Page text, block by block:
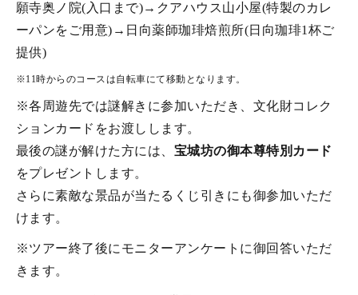
願寺奥ノ院(入口まで)→クアハウス山小屋(特製のカレ
ーパンをご用意)→日向薬師珈琲焙煎所(日向珈琲1杯ご
提供)
※11時からのコースは自転車にて移動となります。
※各周遊先では謎解きに参加いただき、文化財コレク
ションカードをお渡しします。
最後の謎が解けた方には、 宝城坊の御本尊特別カード
をプレゼントします。
さらに素敵な景品が当たるくじ引きにも御参加いただ
けます。
※ツアー終了後にモニターアンケートに御回答いただ
きます。